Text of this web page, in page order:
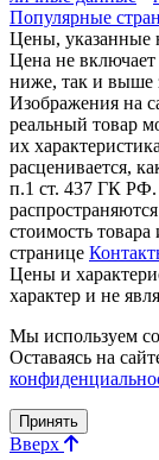
Популярные
Цены, указанные
Цена не
ниже, так и выше
Изображения на
реальный товар
их
расценивается,
п.1 ст. 437 ГК
стоимость
странице
Цены и
характер и не
Мы используем
Оставаясь на
Принять
Вверх